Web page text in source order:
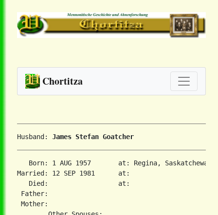
Chortitza
Husband: James Stefan Goatcher
Born: 1 AUG 1957       at: Regina,
Married: 12 SEP 1981      at:
   Died:                  at:
Father:
Mother: